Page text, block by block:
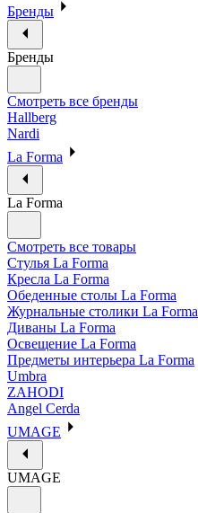
Бренды
Бренды
Смотреть все бренды
Hallberg
Nardi
La Forma
La Forma
Смотреть все товары
Стулья La Forma
Кресла La Forma
Обеденные столы La Forma
Журнальные столики La Forma
Диваны La Forma
Освещение La Forma
Предметы интерьера La Forma
Umbra
ZAHODI
Angel Cerda
UMAGE
UMAGE